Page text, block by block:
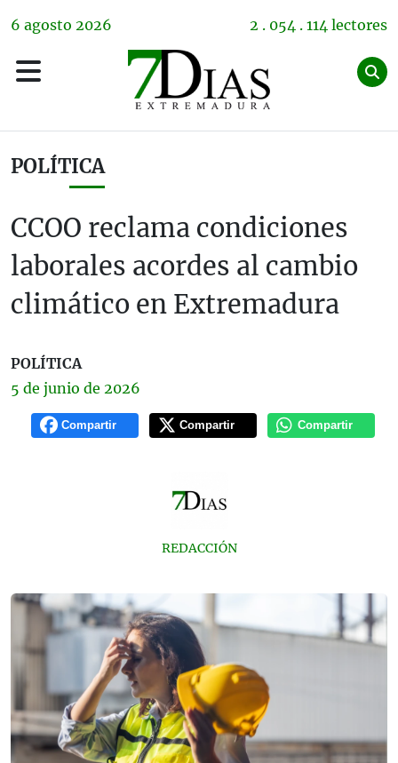
6 agosto 2026 2 . 054 . 114 lectores
POLÍTICA
CCOO reclama condiciones
laborales acordes al cambio
climático en Extremadura
POLÍTICA
5 de junio de 2026
Compartir Compartir Compartir
REDACCIÓN